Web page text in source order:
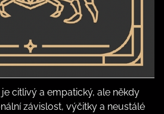
je citlivý a empatický, ale někdy
závislost, výčitky a neustálé